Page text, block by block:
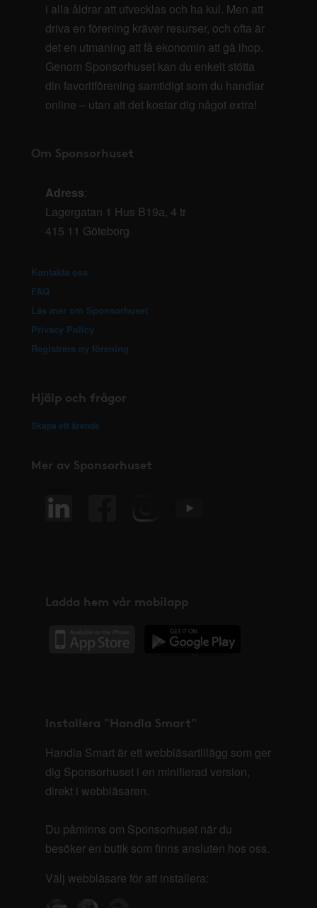
i alla åldrar att utvecklas och ha kul. Men att
driva en förening kräver resurser, och ofta är
det en utmaning att få ekonomin att gå ihop.
Genom Sponsorhuset kan du enkelt stötta
din favoritförening samtidigt som du handlar
online – utan att det kostar dig något extra!
Om Sponsorhuset
Adress:
Lagergatan 1 Hus B19a, 4 tr
415 11 Göteborg
Kontakta oss
FAQ
Läs mer om Sponsorhuset
Privacy Policy
Registrera ny förening
Hjälp och frågor
Skapa ett ärende
Mer av Sponsorhuset
Ladda hem vår mobilapp
Installera "Handla Smart"
Handla Smart är ett webbläsartillägg som ger
dig Sponsorhuset i en minifierad version,
direkt i webbläsaren.
Du påminns om Sponsorhuset när du
besöker en butik som finns ansluten hos oss.
Välj webbläsare för att installera: